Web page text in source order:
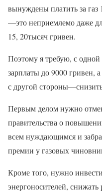
вынуждены платить за газ
—это неприемлемо даже
15, 20тысяч гривен.
Поэтому я требую, с
зарплаты до 9000 гривен,
с другой
Первым делом нужно
правительства о
всем нуждающимся и
премии у газовых
Кроме того, нужно
энергоносителей,